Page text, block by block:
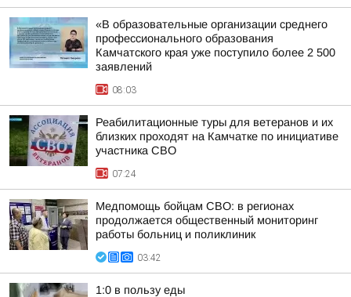
«В образовательные организации среднего
профессионального образования
Камчатского края уже поступило более 2 500
заявлений
08:03
Реабилитационные туры для ветеранов и их
близких проходят на Камчатке по инициативе
участника СВО
07:24
Медпомощь бойцам СВО: в регионах
продолжается общественный мониторинг
работы больниц и поликлиник
03:42
1:0 в пользу еды